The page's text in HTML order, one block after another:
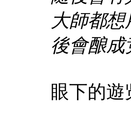
大師都
後會酿成
眼下的